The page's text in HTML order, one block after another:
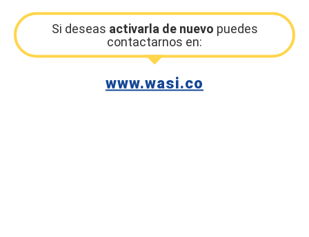
Si deseas activarla de nuevo puedes
contactarnos en:
www.wasi.co